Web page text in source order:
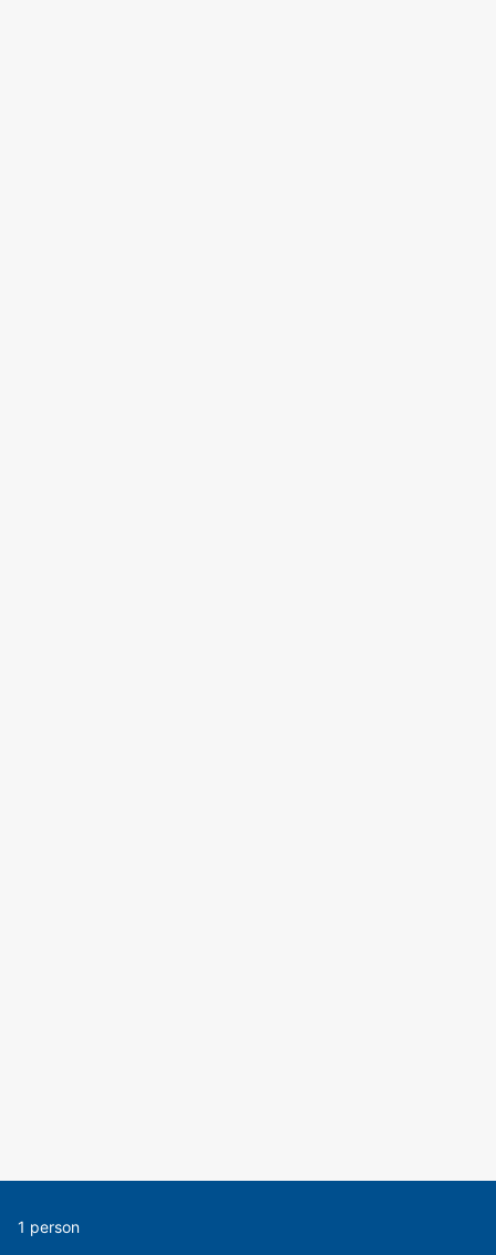
1 person